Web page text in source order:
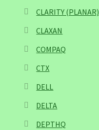
CLARITY (PLANAR)
CLAXAN
COMPAQ
CTX
DELL
DELTA
DEPTHQ